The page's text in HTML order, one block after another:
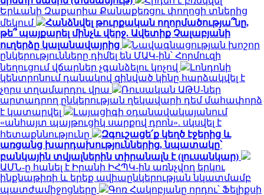
Երևանի Զաքարիա Քանաքեռցու փողոցի տներից
մեկում
Հանձնվել թուրքական ողորմածությա՞նը,
թե՞ պայքարել մինչև վերջ. Ավետիք Չալաբյանի
ուղերձը կալանավայրից
Նավագնացության խոշոր
ընկերությունները դիմել են ՄԱԿ-ին՝ Հորմուզի
նեղուցում վճարներ չգանձելու կոչով
Լոնդոնի
կենտրոնում դանակով զինված կինը հարձակվել է
չորս տղամարդու վրա
Ռուսական ԱԹՍ-ներ
արտադրող ընկերության ղեկավարի դեմ մահափորձ
է կատարվել
Լայպցիգի օդանավակայանում
«անհայտ պայթուցիկ սարքով դրոն». սկսվել է
հետաքննությունը
Զգուշացե՛ք կեղծ էջերից և
առցանց խարդախություններից, նպատակը՝
բանկային տվյալներին տիրանալն է (լուսանկար)
ԱՄՆ-ը հանել է Իրանի ԻՀՊԿ-ին առնչվող երկու
ինքնաթիռի և երեք ավիաընկերության նկատմամբ
պատժամիջոցները
Գոռ Հակոբյանը որդու՝ Ֆելիքսի